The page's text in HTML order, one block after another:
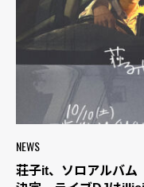
NEWS
荘子it、ソロアルバム